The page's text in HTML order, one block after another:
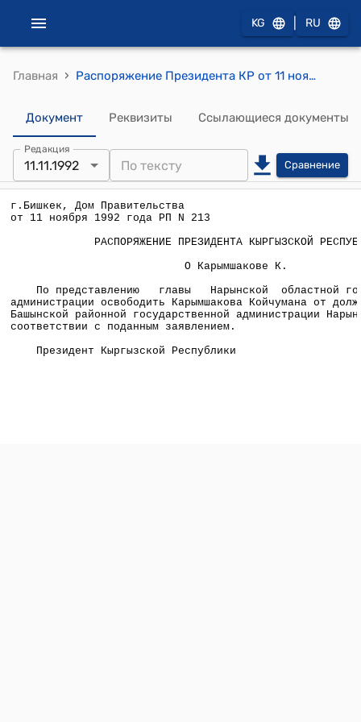
KG RU
Главная › Распоряжение Президента КР от 11 ноября 1992 года РП №213 "О Карымшакове К."
Документ Реквизиты Ссылающиеся документы
Редакция
11.11.1992 Сравнение